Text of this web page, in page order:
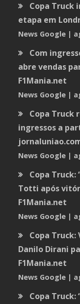
Copa Truck
etapa em
News Google
Com
abre vendas
F1Mania.net
News Google
Copa Truck
ingressos a
News Google
Copa Truck:
Totti após
F1Mania.net
News Google
Copa
Danilo Dirani
F1Mania.net
News Google
Copa Truck: